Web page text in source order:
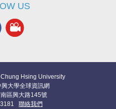
US
Hsing University
大學全球資訊網
區興大路145號
聯絡我們